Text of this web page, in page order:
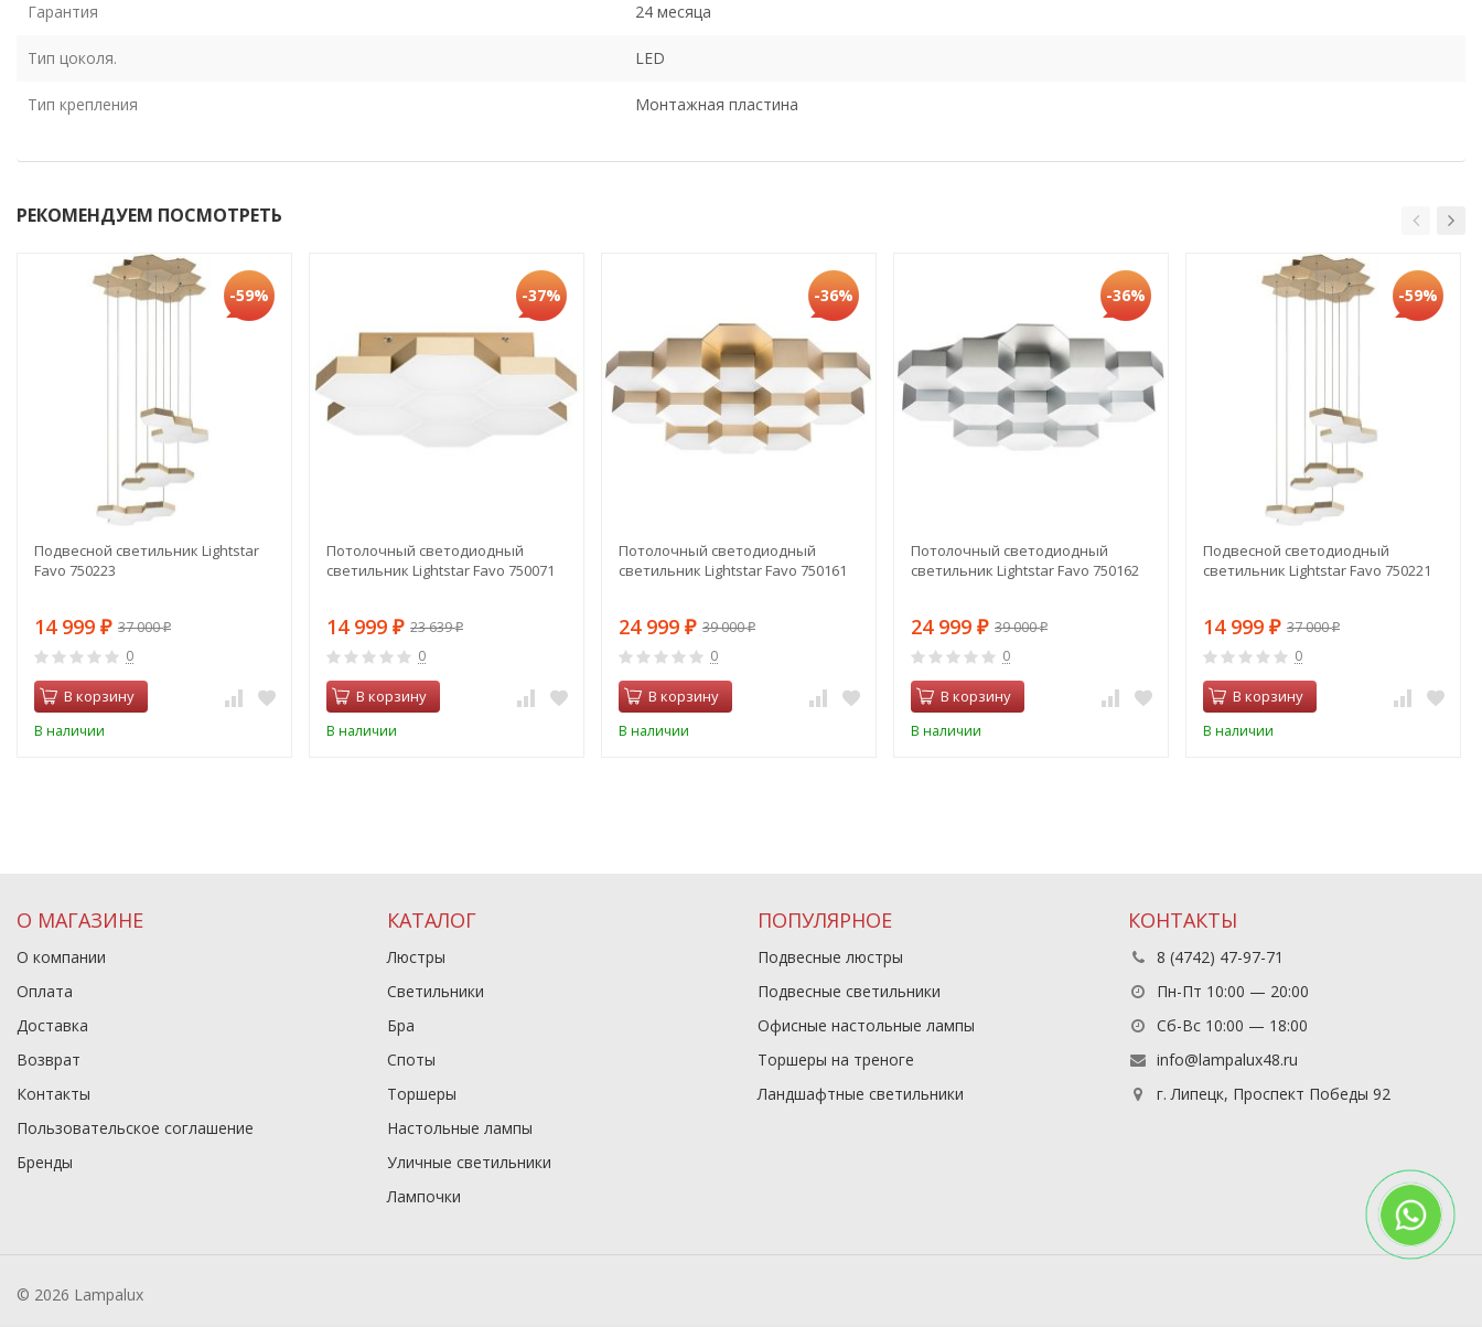
Гарантия 24 месяца
Тип цоколя. LED
Тип крепления Монтажная пластина
РЕКОМЕНДУЕМ ПОСМОТРЕТЬ
-59%
Подвесной светильник Lightstar
Favo 750223
14 999 ₽ 37 000₽
0
В корзину
В наличии
-37%
Потолочный светодиодный
светильник Lightstar Favo 750071
14 999 ₽ 23 639₽
0
В корзину
В наличии
-36%
Потолочный светодиодный
светильник Lightstar Favo 750161
24 999 ₽ 39 000₽
0
В корзину
В наличии
-36%
Потолочный светодиодный
светильник Lightstar Favo 750162
24 999 ₽ 39 000₽
0
В корзину
В наличии
-59%
Подвесной светодиодный
светильник Lightstar Favo 750221
14 999 ₽ 37 000₽
0
В корзину
В наличии
О МАГАЗИНЕ
О компании
Оплата
Доставка
Возврат
Контакты
Пользовательское соглашение
Бренды
КАТАЛОГ
Люстры
Светильники
Бра
Споты
Торшеры
Настольные лампы
Уличные светильники
Лампочки
ПОПУЛЯРНОЕ
Подвесные люстры
Подвесные светильники
Офисные настольные лампы
Торшеры на треноге
Ландшафтные светильники
КОНТАКТЫ
8 (4742) 47-97-71
Пн-Пт 10:00 — 20:00
Сб-Вс 10:00 — 18:00
info@lampalux48.ru
г. Липецк, Проспект Победы 92
© 2026 Lampalux